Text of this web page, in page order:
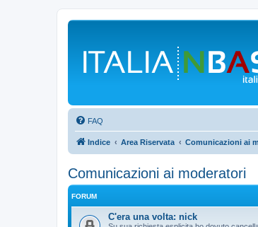
FAQ
Indice Area Riservata Comunicazioni ai
Comunicazioni ai moderatori
FORUM
C'era una volta: nick